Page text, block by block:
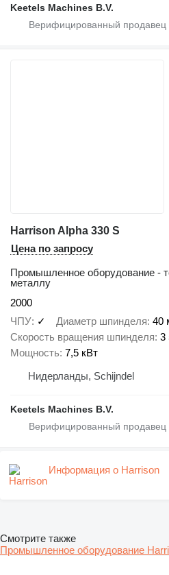
Keetels Machines B.V.
Harrison Alpha 330 S
Цена по запросу
Промышленное оборудование -
металлу
2000
ЧПУ ✓ Диаметр шпинделя 40
Скорость вращения шпинделя 3
Мощность 7,5 кВт
Нидерланды, Schijndel
Keetels Machines B.V.
Информация о Harrison
Смотрите также
Промышленное оборудование